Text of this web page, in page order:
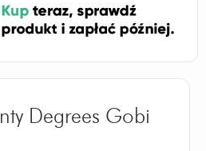
Degrees Gobi